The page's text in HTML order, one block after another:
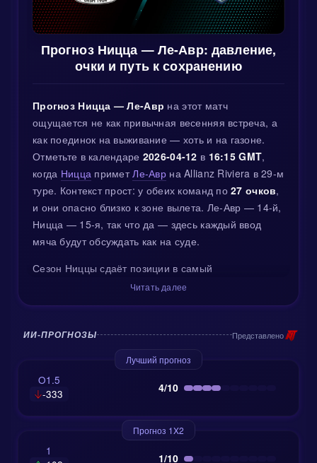
Прогноз Ницца — Ле-Авр: давление,
очки и путь к сохранению
Прогноз Ницца — Ле-Авр на этот матч
ощущается не как привычная весенняя встреча, а
как поединок на выживание — хоть и на газоне.
Отметьте в календаре 2026-04-12 в 16:15 GMT,
когда Ницца примет Ле-Авр на Allianz Riviera в 29-м
туре. Контекст прост: у обеих команд по27 очков,
и они опасно близко к зоне вылета. Ле-Авр — 14-й,
Ницца — 15-я, так что да — здесь каждый ввод
мяча будут обсуждать как на суде.
Сезон Ниццы сдаёт позиции в самый
неподходящий момент, и это будет определять
и выстроенный прессинг, а не устраивать спринт
до штрафной. Ле-Авр же уже показывали, что не
боятся выездов — вспомните ничью 1:1 в Ренне
2026-01-18
, которую они добыли при
внушительных
районе 5.5. У Ниццы тоже были моменты, когда
сценарий уходил не по плану: 2:2 в Лилле
при коэффициентах на победу около 6.5.
Читать далее
ИИ-ПРОГНОЗЫ Представлено
Лучший прогноз
O1.5
-333
4/10
Прогноз 1X2
1
1/10